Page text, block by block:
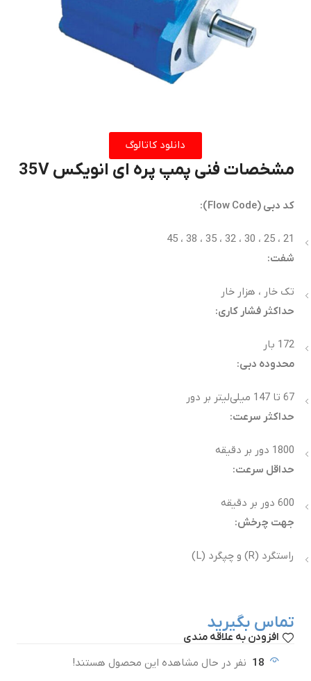
دانلود کاتالوگ
مشخصات فنی پمپ پره ای انویکس 35V
کد دبی (Flow Code):
21 ، 25 ، 30 ، 32 ، 35 ، 38 ، 45
شفت:
تک خار ، هزار خار
حداکثر فشار کاری:
172 بار
محدوده دبی:
67 تا 147 میلی‌لیتر بر دور
حداکثر سرعت:
1800 دور بر دقیقه
حداقل سرعت:
600 دور بر دقیقه
جهت چرخش:
راستگرد (R) و چپگرد (L)
تماس بگیرید
افزودن به علاقه مندی
18 نفر در حال مشاهده این محصول هستند!